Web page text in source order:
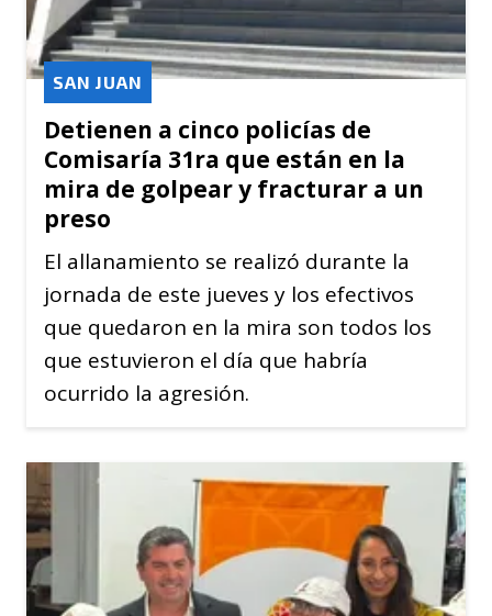
Detienen a cinco policías de
Comisaría 31ra que están en la
mira de golpear y fracturar a un
preso
SAN JUAN
El allanamiento se realizó durante la
jornada de este jueves y los efectivos
que quedaron en la mira son todos los
que estuvieron el día que habría
ocurrido la agresión.